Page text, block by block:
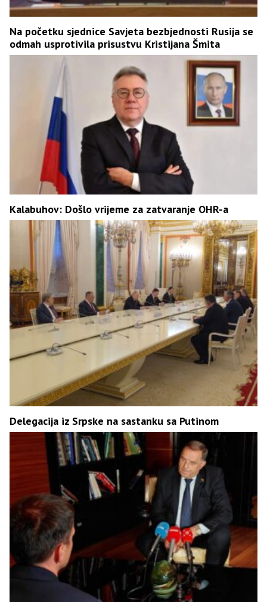
Na početku sjednice Savjeta bezbjednosti Rusija se
odmah usprotivila prisustvu Kristijana Šmita
Kalabuhov: Došlo vrijeme za zatvaranje OHR-a
Delegacija iz Srpske na sastanku sa Putinom